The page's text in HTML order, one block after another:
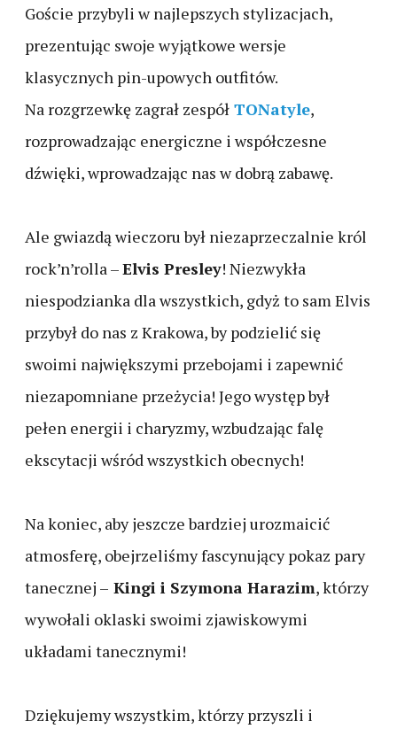
Goście przybyli w najlepszych stylizacjach,
prezentując swoje wyjątkowe wersje
klasycznych pin-upowych outfitów.
Na rozgrzewkę zagrał zespół TONatyle,
rozprowadzając energiczne i współczesne
dźwięki, wprowadzając nas w dobrą zabawę.
Ale gwiazdą wieczoru był niezaprzeczalnie król
rock’n’rolla –Elvis Presley! Niezwykła
niespodzianka dla wszystkich, gdyż to sam Elvis
przybył do nas z Krakowa, by podzielić się
swoimi największymi przebojami i zapewnić
niezapomniane przeżycia! Jego występ był
pełen energii i charyzmy, wzbudzając falę
ekscytacji wśród wszystkich obecnych!
Na koniec, aby jeszcze bardziej urozmaicić
atmosferę, obejrzeliśmy fascynujący pokaz pary
tanecznej – Kingi i Szymona Harazim, którzy
wywołali oklaski swoimi zjawiskowymi
układami tanecznymi!
Dziękujemy wszystkim, którzy przyszli i